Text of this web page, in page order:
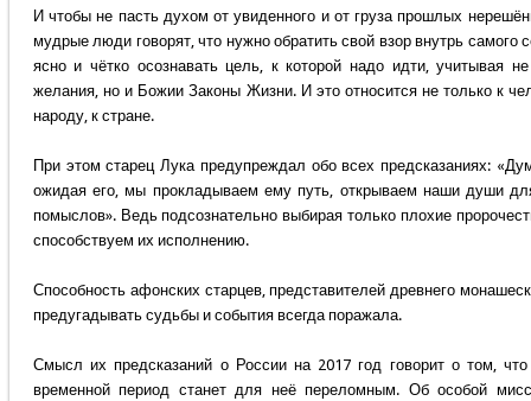
И чтобы не пасть духом от увиденного и от груза прошлых
мудрые люди говорят, что нужно обратить свой взор внутрь самого
ясно и чётко осознавать цель, к которой надо идти, учитывая
желания, но и Божии Законы Жизни. И это относится не только к
народу, к стране.
При этом старец Лука предупреждал обо всех предсказаниях:
ожидая его, мы прокладываем ему путь, открываем наши души
помыслов». Ведь подсознательно выбирая только плохие
способствуем их исполнению.
Способность афонских старцев, представителей древнего
предугадывать судьбы и события всегда поражала.
Смысл их предсказаний о России на 2017 год говорит о том,
временной период станет для неё переломным. Об особой